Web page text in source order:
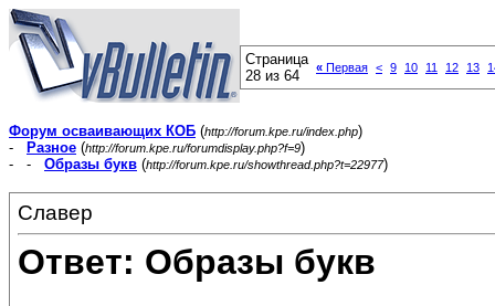
Страница
28 из 64
« Первая < 9 10 11 12 13
Форум осваивающих КОБ (http://forum.kpe.ru/index.php)
-
Разное (http://forum.kpe.ru/forumdisplay.php?f=9)
- - Образы букв (http://forum.kpe.ru/showthread.php?t=22977)
Славер
Ответ: Образы букв